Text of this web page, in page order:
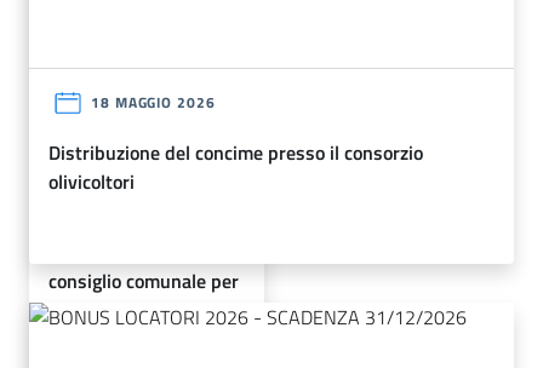
consiglio comunale per
martedi' 28 luglio 2026
18 MAGGIO 2026
distribuzione del concime presso il consorzio
olivicoltori